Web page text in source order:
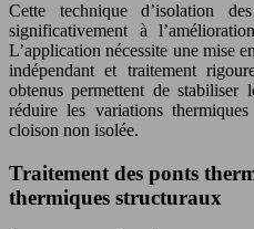
Cette technique d’isolation
significativement à
L’application nécessite une mise
indépendant et traitement
obtenus permettent de stabiliser
réduire les variations
cloison non isolée.
Traitement des ponts
thermiques structuraux